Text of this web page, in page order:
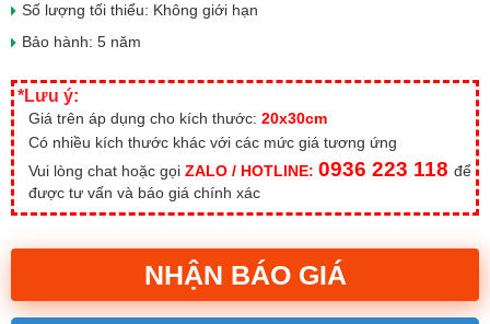
Số lượng tối thiểu: Không giới hạn
Bảo hành: 5 năm
*Lưu ý:
Giá trên áp dụng cho kích thước: 20x30cm
Có nhiều kích thước khác với các mức giá tương ứng
Vui lòng chat hoặc gọi ZALO / HOTLINE: 0936 223 118 để
được tư vấn và báo giá chính xác
NHẬN BÁO GIÁ